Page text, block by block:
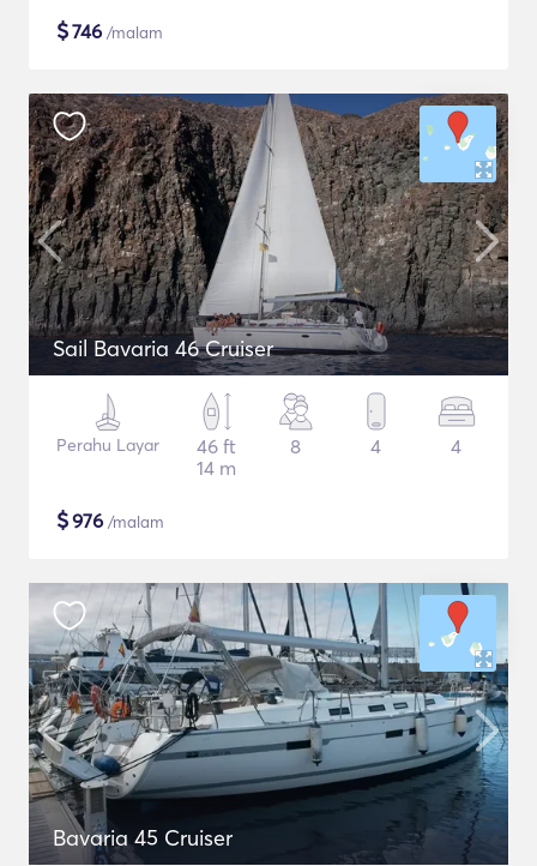
$746 /malam
Sail Bavaria 46 Cruiser
Perahu Layar
46 ft
14 m
8 4 4
$976 /malam
Bavaria 45 Cruiser